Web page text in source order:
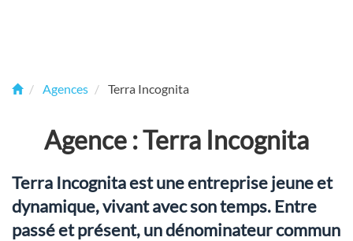
Agences Terra Incognita
Agence : Terra Incognita
Terra Incognita est une entreprise jeune et
dynamique, vivant avec son temps. Entre
passé et présent, un dénominateur commun